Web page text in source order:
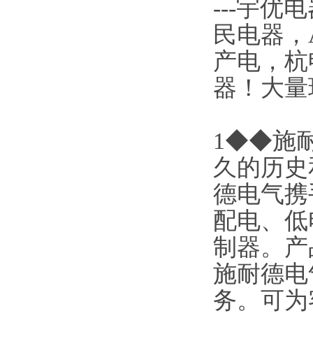
---宇优
民电器
产电，
器！大
1◆◆施耐
久的历
德电气
配电、
制器。
施耐德
务。可